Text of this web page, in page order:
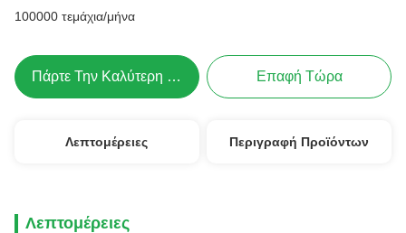
100000 τεμάχια/μήνα
Πάρτε Την Καλύτερη Τιμή Επαφή Τώρα
Λεπτομέρειες Περιγραφή Προϊόντων
Λεπτομέρειες